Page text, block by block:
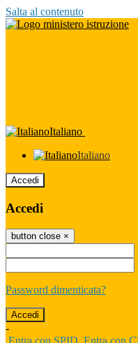
Salta al contenuto
Italiano
Italiano
Accedi
Accedi
button close ×
Password dimenticata?
-